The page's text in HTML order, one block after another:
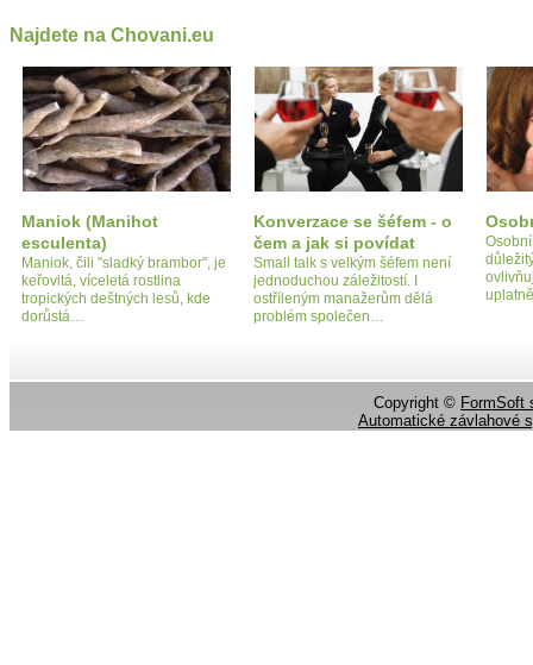
Najdete na Chovani.eu
Maniok (Manihot
esculenta)
Maniok, čili "sladký brambor", je
keřovitá, víceletá rostlina
tropických deštných lesů, kde
dorůstá…
Konverzace se šéfem - o
čem a jak si povídat
Small talk s velkým šéfem není
jednoduchou záležitostí. I
ostříleným manažerům dělá
problém společen…
Copyright © FormSoft
Automatické závlahové